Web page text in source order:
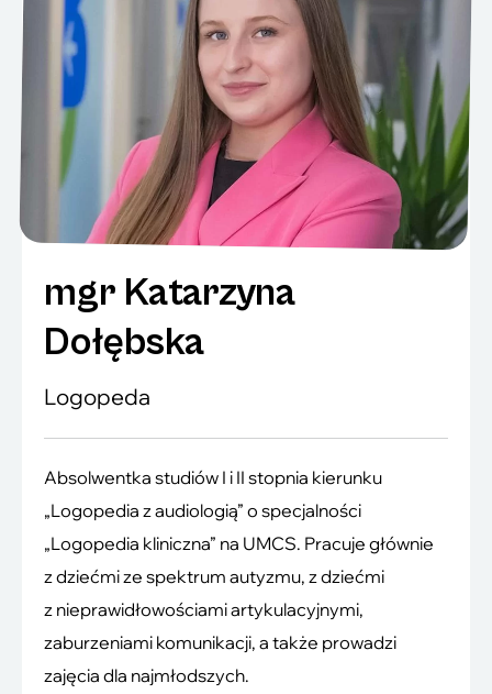
mgr Katarzyna
Dołębska
Logopeda
Absolwentka studiów I i II stopnia kierunku
„Logopedia z audiologią” o specjalności
„Logopedia kliniczna” na UMCS. Pracuje głównie
z dziećmi ze spektrum autyzmu, z dziećmi
z nieprawidłowościami artykulacyjnymi,
zaburzeniami komunikacji, a także prowadzi
zajęcia dla najmłodszych.